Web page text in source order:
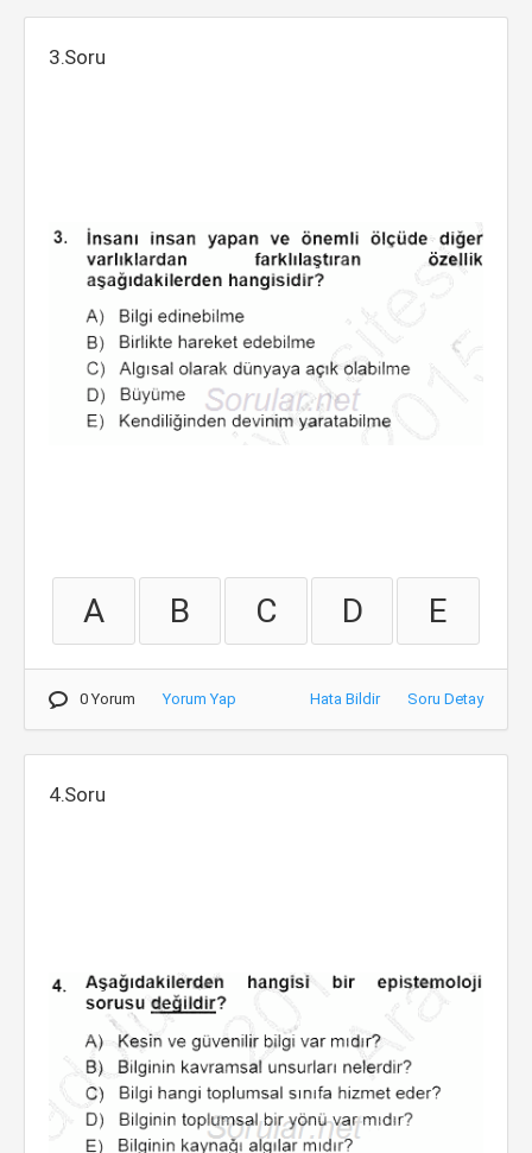
3.Soru
A B C D E
0 Yorum Yorum Yap Hata Bildir Soru Detay
4.Soru